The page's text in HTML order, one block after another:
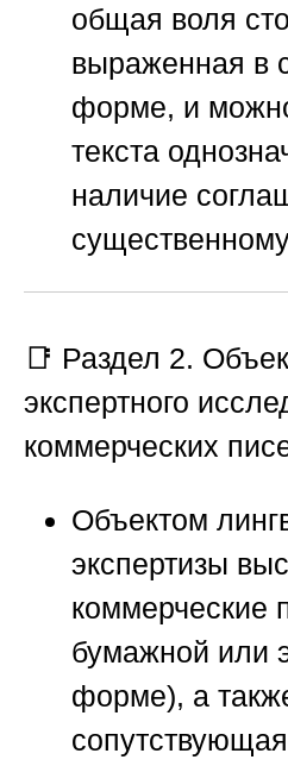
общая воля
выраженная в
форме, и
текста
наличие
📑 Раздел 2.
экспертного
коммерческих
Объектом
экспертизы
коммерческие
бумажной или
форме), а